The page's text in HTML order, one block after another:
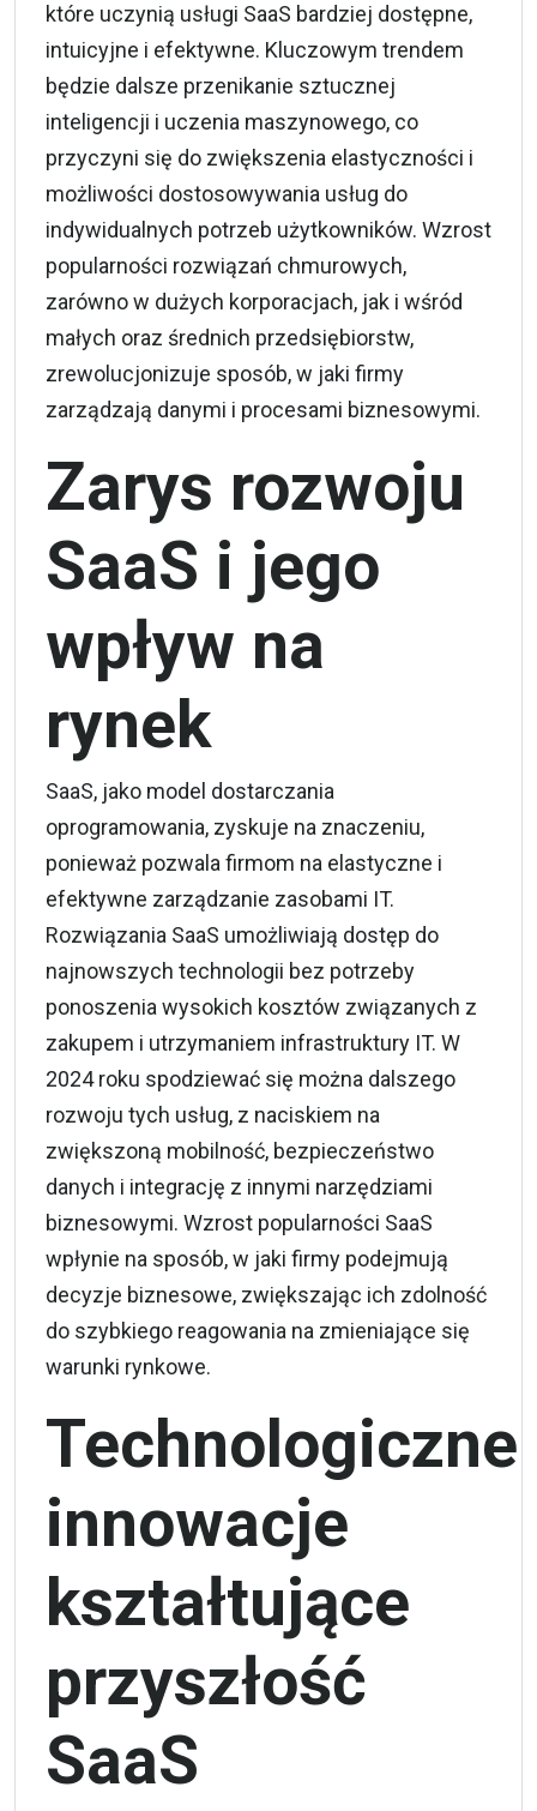
które uczynią usługi SaaS bardziej dostępne,
intuicyjne i efektywne. Kluczowym trendem
będzie dalsze przenikanie sztucznej
inteligencji i uczenia maszynowego, co
przyczyni się do zwiększenia elastyczności i
możliwości dostosowywania usług do
indywidualnych potrzeb użytkowników. Wzrost
popularności rozwiązań chmurowych,
zarówno w dużych korporacjach, jak i wśród
małych oraz średnich przedsiębiorstw,
zrewolucjonizuje sposób, w jaki firmy
zarządzają danymi i procesami biznesowymi.
Zarys rozwoju
SaaS i jego
wpływ na
rynek
SaaS, jako model dostarczania
oprogramowania, zyskuje na znaczeniu,
ponieważ pozwala firmom na elastyczne i
efektywne zarządzanie zasobami IT.
Rozwiązania SaaS umożliwiają dostęp do
najnowszych technologii bez potrzeby
ponoszenia wysokich kosztów związanych z
zakupem i utrzymaniem infrastruktury IT. W
2024 roku spodziewać się można dalszego
rozwoju tych usług, z naciskiem na
zwiększoną mobilność, bezpieczeństwo
danych i integrację z innymi narzędziami
biznesowymi. Wzrost popularności SaaS
wpłynie na sposób, w jaki firmy podejmują
decyzje biznesowe, zwiększając ich zdolność
do szybkiego reagowania na zmieniające się
warunki rynkowe.
Technologiczne
innowacje
kształtujące
przyszłość
SaaS